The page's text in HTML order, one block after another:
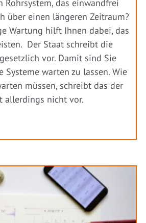
Rohrsystem, das einwandfrei
über einen längeren Zeitraum?
Wartung hilft Ihnen dabei, das
Der Staat schreibt die
vor. Damit sind Sie
Systeme warten zu lassen. Wie
müssen, schreibt das der
allerdings nicht vor.